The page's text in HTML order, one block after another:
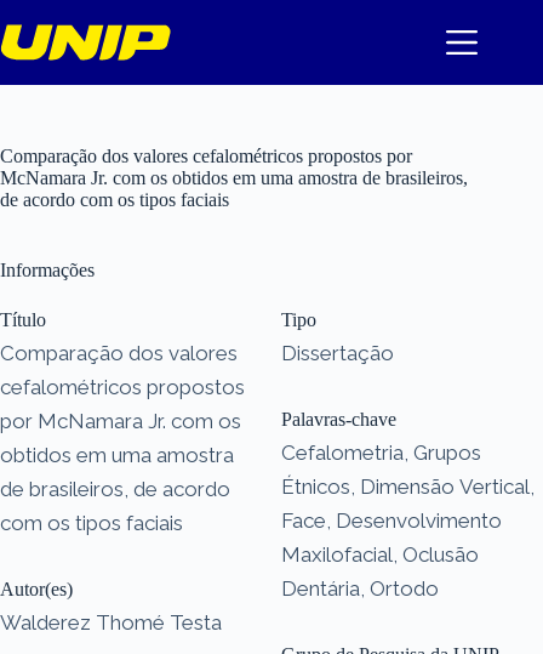
para
o
Comparação dos valores cefalométricos propostos por
McNamara Jr. com os obtidos em uma amostra de brasileiros,
de acordo com os tipos faciais
Informações
Título
Comparação dos valores
cefalométricos propostos
por McNamara Jr. com os
obtidos em uma amostra
de brasileiros, de acordo
com os tipos faciais
Autor(es)
Walderez Thomé Testa
Tipo
Dissertação
Palavras-chave
Cefalometria, Grupos
Étnicos, Dimensão Vertical,
Face, Desenvolvimento
Maxilofacial, Oclusão
Dentária, Ortodo